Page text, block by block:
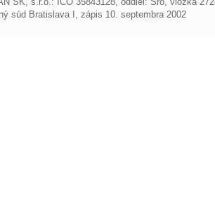
súd Bratislava I, zápis 10. septembra 2002